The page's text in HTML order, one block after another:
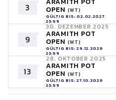
3 OPEN (WT)
GÜLTIG BIS: 02.02.2027
23:59
9
30. DEZEMBER 2025
ARAMITH POT
OPEN (WT)
GÜLTIG BIS: 29.12.2026
23:59
13
28. OKTOBER 2025
ARAMITH POT
OPEN (WT)
GÜLTIG BIS: 27.10.2026
23:59